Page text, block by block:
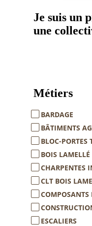
Je suis un
une
Métiers
BARDAGE
BÂTIMENTS
BLOC-PORTES
BOIS LAMELLÉ
CHARPENTES
CLT BOIS
COMPOSANTS
ESCALIERS